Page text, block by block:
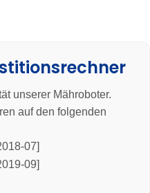
und zukunftssichere
unserer Mähroboter.
auf den folgenden
07]
09]